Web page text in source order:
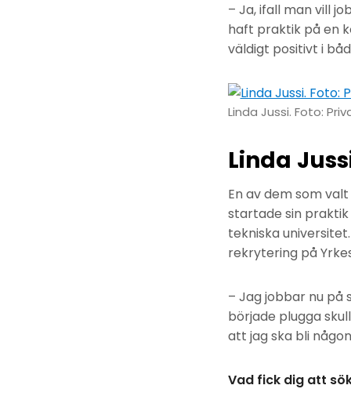
– Ja, ifall man vill
haft praktik på en
väldigt positivt i
Linda Jussi. Foto:
Linda
En av dem som
startade sin praktik
tekniska
rekrytering på
– Jag jobbar nu på
började plugga
att jag ska bli
Vad fick dig att